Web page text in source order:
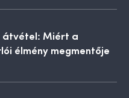
átvétel: Miért a
élmény megmentője